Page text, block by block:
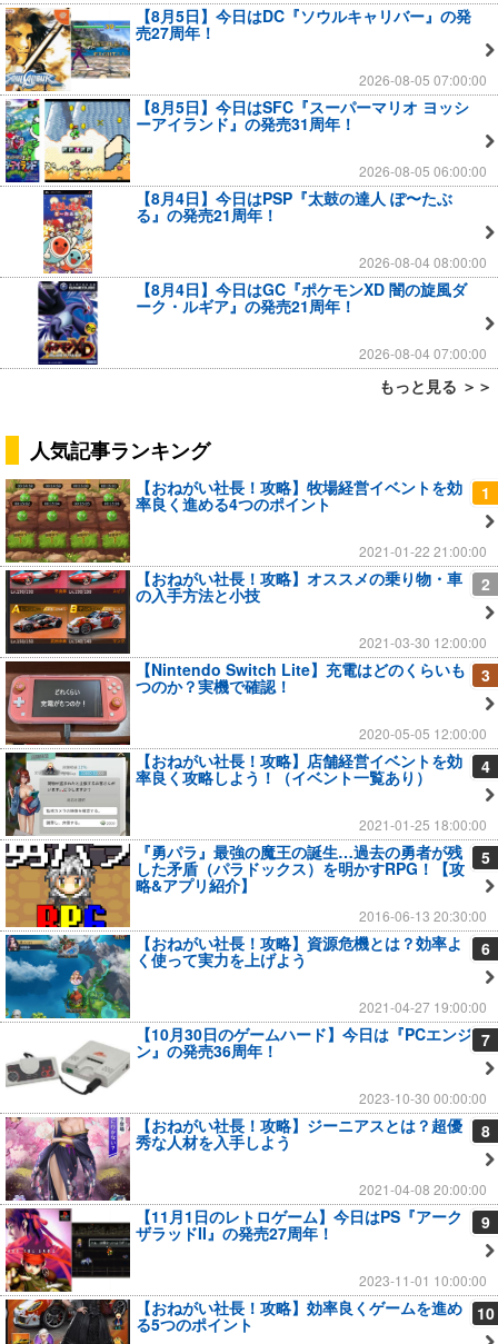
【8月5日】今日はDC『ソウルキャリバー』の発
売27周年！
2026-08-05 07:00:00
【8月5日】今日はSFC『スーパーマリオ ヨッシ
ーアイランド』の発売31周年！
2026-08-05 06:00:00
【8月4日】今日はPSP『太鼓の達人 ぽ〜たぶ
る』の発売21周年！
2026-08-04 08:00:00
【8月4日】今日はGC『ポケモンXD 闇の旋風ダ
ーク・ルギア』の発売21周年！
2026-08-04 07:00:00
もっと見る ＞＞
人気記事ランキング
1
【おねがい社長！攻略】牧場経営イベントを効
率良く進める4つのポイント
2021-01-22 21:00:00
2
【おねがい社長！攻略】オススメの乗り物・車
の入手方法と小技
2021-03-30 12:00:00
3
【Nintendo Switch Lite】充電はどのくらいも
つのか？実機で確認！
2020-05-05 12:00:00
4
【おねがい社長！攻略】店舗経営イベントを効
率良く攻略しよう！（イベント一覧あり）
2021-01-25 18:00:00
5
『勇パラ』最強の魔王の誕生…過去の勇者が残
した矛盾（パラドックス）を明かすRPG！【攻
略&アプリ紹介】
2016-06-13 20:30:00
6
【おねがい社長！攻略】資源危機とは？効率よ
く使って実力を上げよう
2021-04-27 19:00:00
7
【10月30日のゲームハード】今日は『PCエンジ
ン』の発売36周年！
2023-10-30 00:00:00
8
【おねがい社長！攻略】ジーニアスとは？超優
秀な人材を入手しよう
2021-04-08 20:00:00
9
【11月1日のレトロゲーム】今日はPS『アーク
ザラッドII』の発売27周年！
2023-11-01 10:00:00
10
【おねがい社長！攻略】効率良くゲームを進め
る5つのポイント